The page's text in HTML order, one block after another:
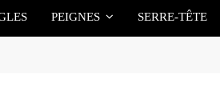
PEIGNES SERRE-TÊTE